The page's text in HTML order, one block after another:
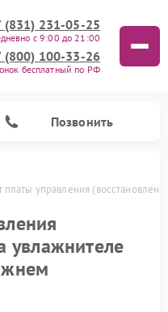
(831) 231-05-25
с 9:00 до 21:00
(800) 100-33-26
бесплатный по РФ
Позвонить
управления
увлажнителе